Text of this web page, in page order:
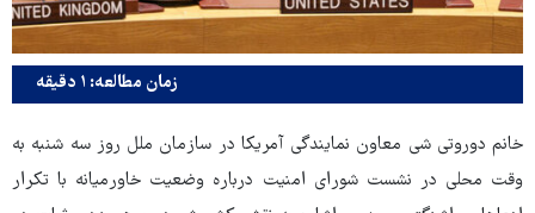
زمان مطالعه: ۱ دقیقه
خانم دوروتی شی معاون نمایندگی آمریکا در سازمان ملل روز سه شنبه به
وقت محلی در نشست شورای امنیت درباره وضعیت خاورمیانه با تکرار